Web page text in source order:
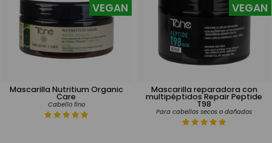
Mascarilla Nutritium Organic
Care
Cabello fino
VEGAN
Mascarilla reparadora con
multipéptidos Repair Peptide
T98
Para cabellos secos o dañados
VEGAN